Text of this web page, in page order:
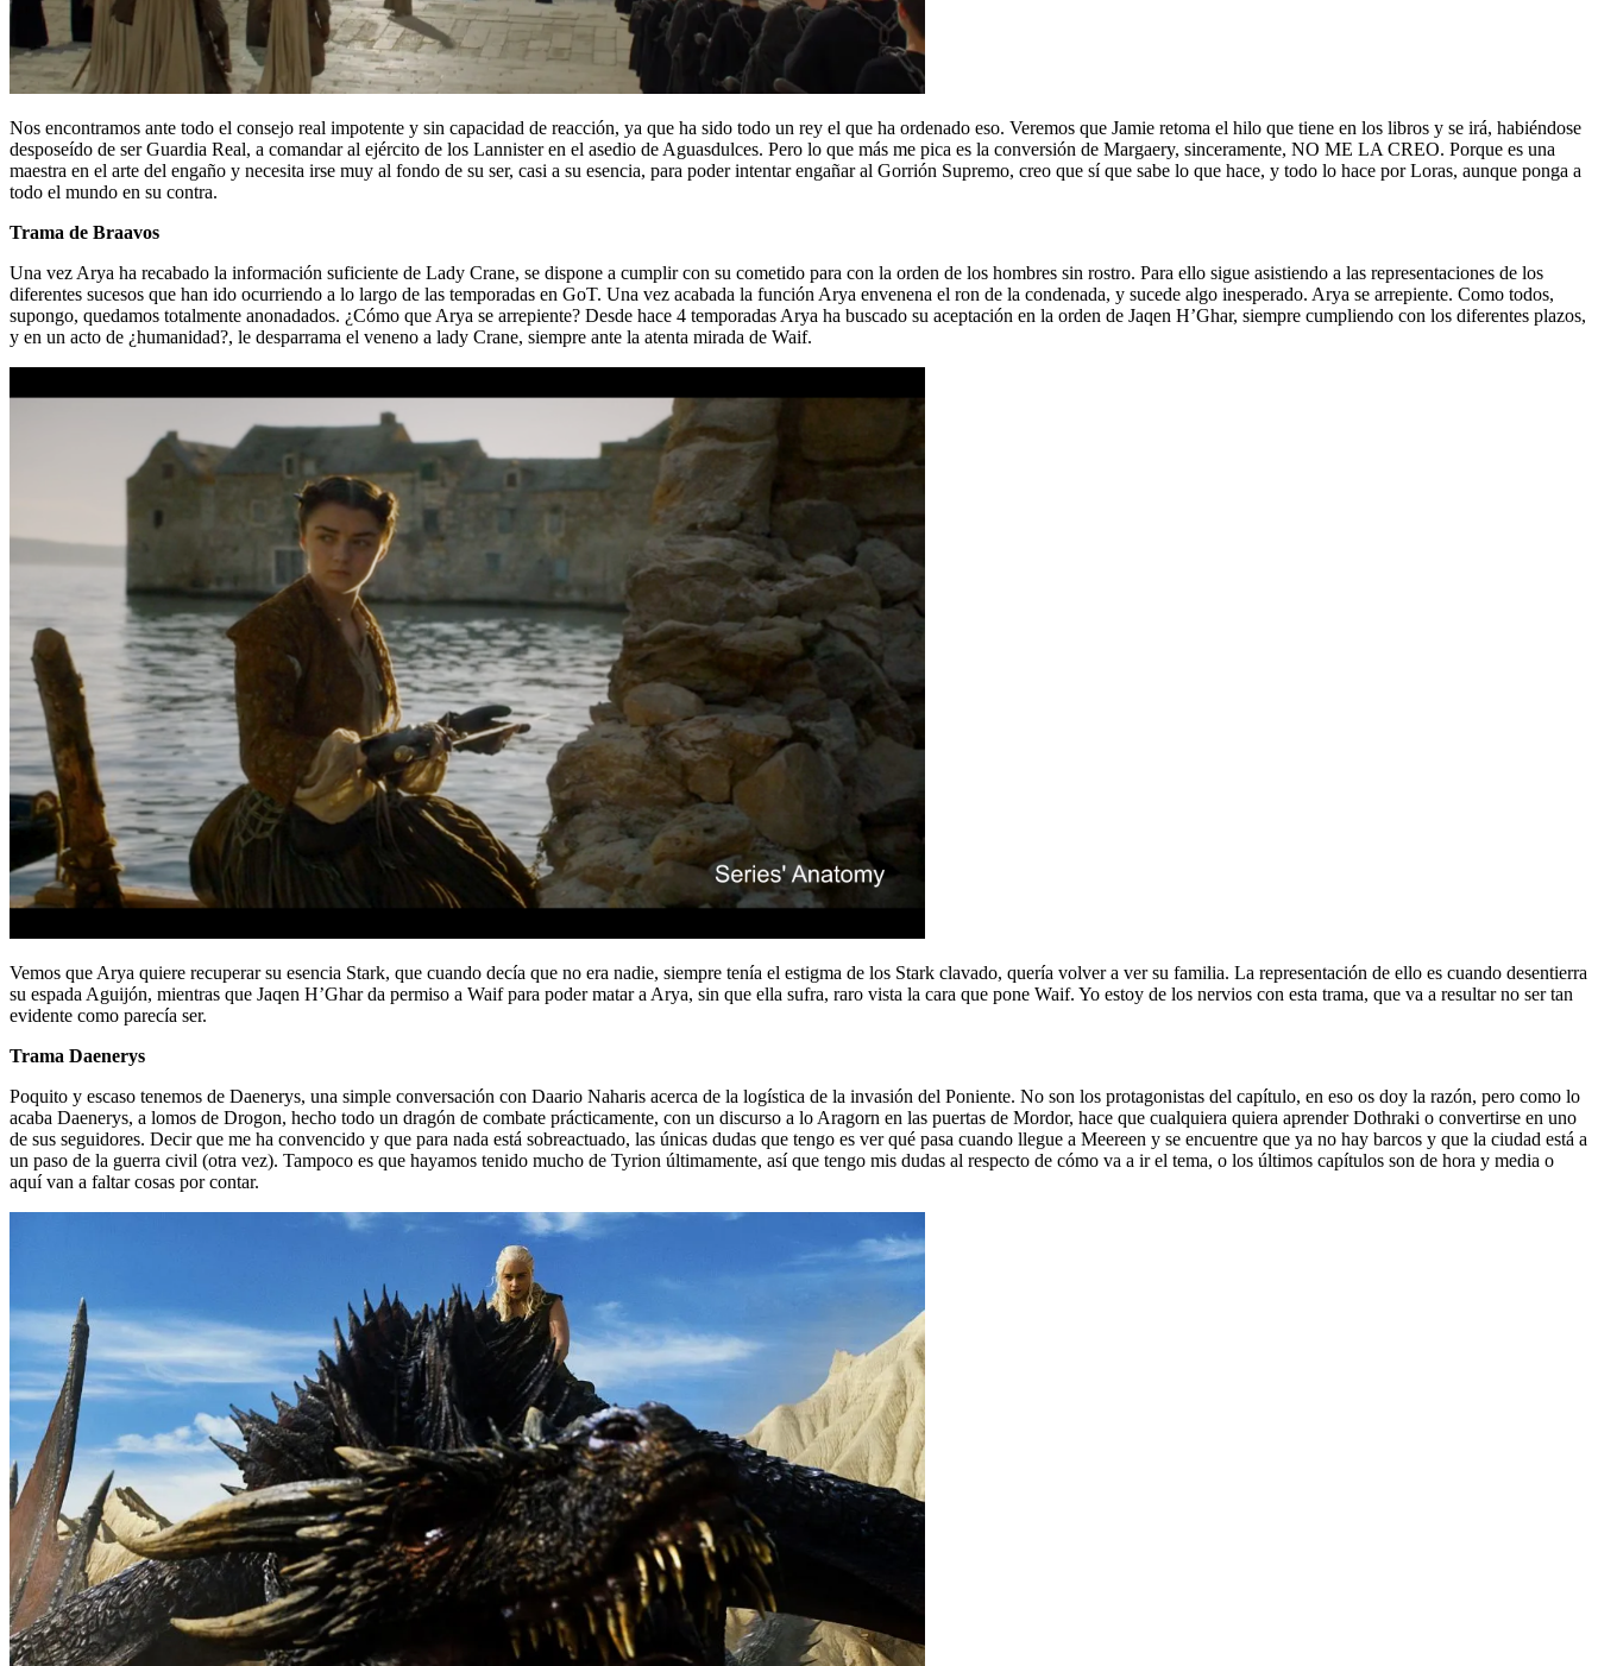
Nos encontramos ante todo el consejo real impotente y sin capacidad de reacción, ya que ha sido todo un rey el que ha ordenado eso. Veremos que Jamie retoma el hilo que tiene en los libros y se irá, habiéndose
desposeído de ser Guardia Real, a comandar al ejército de los Lannister en el asedio de Aguasdulces. Pero lo que más me pica es la conversión de Margaery, sinceramente, NO ME LA CREO. Porque es una
maestra en el arte del engaño y necesita irse muy al fondo de su ser, casi a su esencia, para poder intentar engañar al Gorrión Supremo, creo que sí que sabe lo que hace, y todo lo hace por Loras, aunque ponga a
todo el mundo en su contra.
Trama de Braavos
Una vez Arya ha recabado la información suficiente de Lady Crane, se dispone a cumplir con su cometido para con la orden de los hombres sin rostro. Para ello sigue asistiendo a las representaciones de los
diferentes sucesos que han ido ocurriendo a lo largo de las temporadas en GoT. Una vez acabada la función Arya envenena el ron de la condenada, y sucede algo inesperado. Arya se arrepiente. Como todos,
supongo, quedamos totalmente anonadados. ¿Cómo que Arya se arrepiente? Desde hace 4 temporadas Arya ha buscado su aceptación en la orden de Jaqen H’Ghar, siempre cumpliendo con los diferentes plazos,
y en un acto de ¿humanidad?, le desparrama el veneno a lady Crane, siempre ante la atenta mirada de Waif.
Vemos que Arya quiere recuperar su esencia Stark, que cuando decía que no era nadie, siempre tenía el estigma de los Stark clavado, quería volver a ver su familia. La representación de ello es cuando desentierra
su espada Aguijón, mientras que Jaqen H’Ghar da permiso a Waif para poder matar a Arya, sin que ella sufra, raro vista la cara que pone Waif. Yo estoy de los nervios con esta trama, que va a resultar no ser tan
evidente como parecía ser.
Trama Daenerys
Poquito y escaso tenemos de Daenerys, una simple conversación con Daario Naharis acerca de la logística de la invasión del Poniente. No son los protagonistas del capítulo, en eso os doy la razón, pero como lo
acaba Daenerys, a lomos de Drogon, hecho todo un dragón de combate prácticamente, con un discurso a lo Aragorn en las puertas de Mordor, hace que cualquiera quiera aprender Dothraki o convertirse en uno
de sus seguidores. Decir que me ha convencido y que para nada está sobreactuado, las únicas dudas que tengo es ver qué pasa cuando llegue a Meereen y se encuentre que ya no hay barcos y que la ciudad está a
un paso de la guerra civil (otra vez). Tampoco es que hayamos tenido mucho de Tyrion últimamente, así que tengo mis dudas al respecto de cómo va a ir el tema, o los últimos capítulos son de hora y media o
aquí van a faltar cosas por contar.